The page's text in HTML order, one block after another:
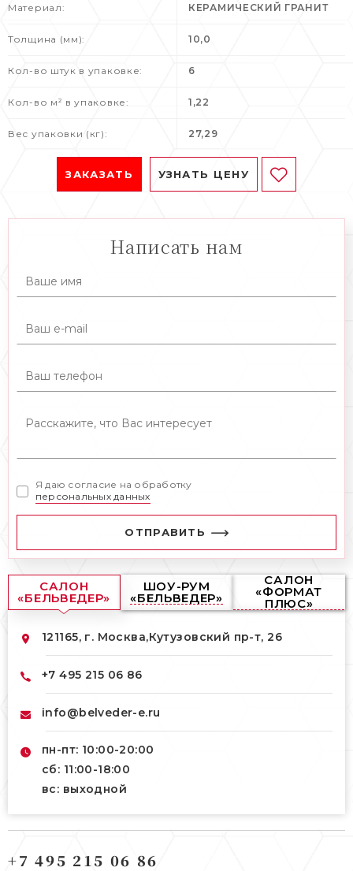
Материал: КЕРАМИЧЕСКИЙ ГРАНИТ
Толщина (мм): 10,0
Кол-во штук в упаковке: 6
Кол-во м² в упаковке: 1,22
Вес упаковки (кг): 27,29
ЗАКАЗАТЬ УЗНАТЬ ЦЕНУ
Написать нам
Я даю согласие на обработку
персональных данных
ОТПРАВИТЬ
САЛОН
«БЕЛЬВЕДЕР»
ШОУ-РУМ
«БЕЛЬВЕДЕР»
САЛОН
«ФОРМАТ
ПЛЮС»
121165, г. Москва,Кутузовский пр-т, 26
+7 495 215 06 86
info@belveder-e.ru
пн-пт: 10:00-20:00
сб: 11:00-18:00
вс: выходной
Берсеневский переулок, 3/10с7
+7 495 215 06 86